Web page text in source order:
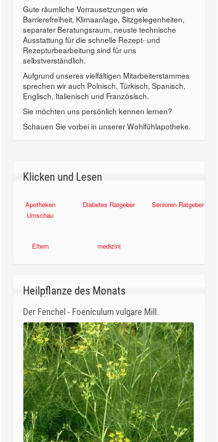
Gute räumliche Vorrausetzungen wie
Barrierefreiheit, Klimaanlage, Sitzgelegenheiten,
separater Beratungsraum, neuste technische
Ausstattung für die schnelle Rezept- und
Rezepturbearbeitung sind für uns
selbstverständlich.
Aufgrund unseres vielfältigen Mitarbeiterstammes
sprechen wir auch Polnisch, Türkisch, Spanisch,
Englisch, Italienisch und Französisch.
Sie möchten uns persönlich kennen lernen?
Schauen Sie vorbei in unserer Wohlfühlapotheke.
Klicken und Lesen
Apotheken
Umschau
Diabetes Ratgeber Senioren Ratgeber
Eltern medizini
Heilpflanze des Monats
Der Fenchel - Foeniculum vulgare Mill.